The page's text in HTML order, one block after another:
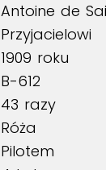
Antoine de
Przyjacielowi
1909 roku
B-612
43 razy
Róża
Pilotem